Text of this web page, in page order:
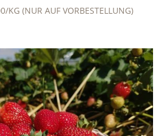
KG (NUR AUF VORBESTELLUNG)